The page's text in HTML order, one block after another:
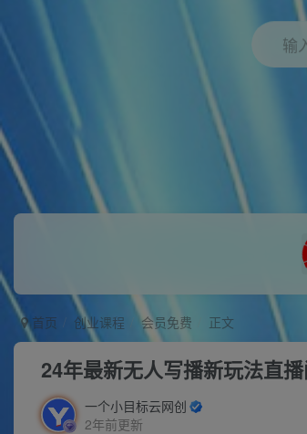
输
首页 创业课程 会员免费 正文
24年最新无人写播新玩法直
一个小目标云网创
2年前更新